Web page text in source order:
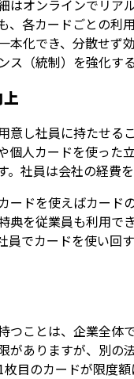
はオンラインでリア
、各カードごとの利
本化でき、分散せ
ス（統制）を強化す
意し社員に持たせる
個人カードを使った
。社員は会社の経費
ードを使えばカード
典を従業員も利用で
員でカードを使い回
つことは、企業全体
がありますが、別の
目のカードが限度